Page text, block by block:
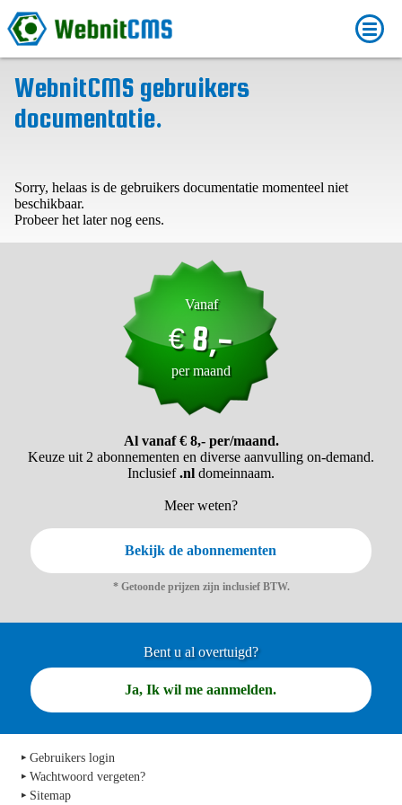
WebnitCMS gebruikers
documentatie.
Sorry, helaas is de gebruikers documentatie momenteel niet
beschikbaar.
Probeer het later nog eens.
Vanaf
€8,-
per maand
Al vanaf € 8,- per/maand.
Keuze uit 2 abonnementen en diverse aanvulling on-demand.
Inclusief.nl domeinnaam.
Meer weten?
Bekijk de abonnementen
* Getoonde prijzen zijn inclusief BTW.
Bent u al overtuigd?
Ja, Ik wil me aanmelden.
Gebruikers login
Wachtwoord vergeten?
Sitemap